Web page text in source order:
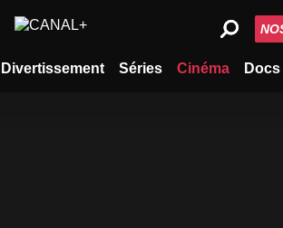
Divertissement Séries Cinéma Docs